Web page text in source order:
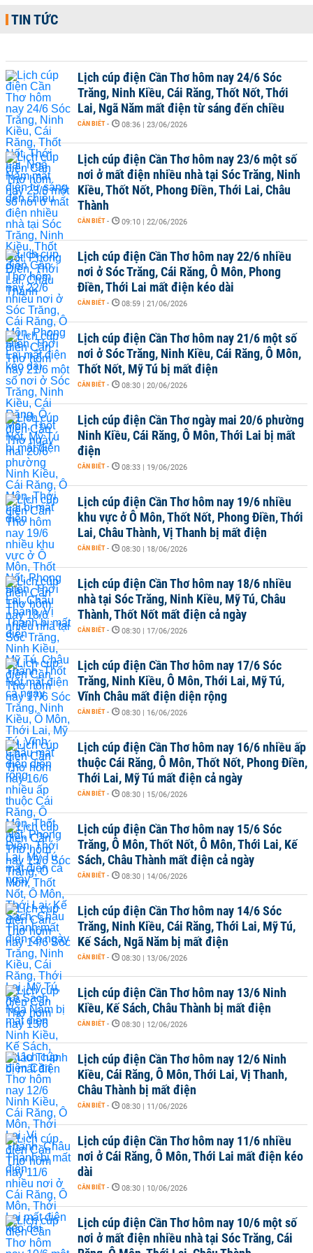
TIN TỨC
Lịch cúp điện Cần Thơ hôm nay 24/6 Sóc
Trăng, Ninh Kiều, Cái Răng, Thốt Nốt, Thới
Lai, Ngã Năm mất điện từ sáng đến chiều
CẦN BIẾT - 08:36 | 23/06/2026
Lịch cúp điện Cần Thơ hôm nay 23/6 một số
nơi ở mất điện nhiều nhà tại Sóc Trăng, Ninh
Kiều, Thốt Nốt, Phong Điền, Thới Lai, Châu
Thành
CẦN BIẾT - 09:10 | 22/06/2026
Lịch cúp điện Cần Thơ hôm nay 22/6 nhiều
nơi ở Sóc Trăng, Cái Răng, Ô Môn, Phong
Điền, Thới Lai mất điện kéo dài
CẦN BIẾT - 08:59 | 21/06/2026
Lịch cúp điện Cần Thơ hôm nay 21/6 một số
nơi ở Sóc Trăng, Ninh Kiều, Cái Răng, Ô Môn,
Thốt Nốt, Mỹ Tú bị mất điện
CẦN BIẾT - 08:30 | 20/06/2026
Lịch cúp điện Cần Thơ ngày mai 20/6 phường
Ninh Kiều, Cái Răng, Ô Môn, Thới Lai bị mất
điện
CẦN BIẾT - 08:33 | 19/06/2026
Lịch cúp điện Cần Thơ hôm nay 19/6 nhiều
khu vực ở Ô Môn, Thốt Nốt, Phong Điền, Thới
Lai, Châu Thành, Vị Thanh bị mất điện
CẦN BIẾT - 08:30 | 18/06/2026
Lịch cúp điện Cần Thơ hôm nay 18/6 nhiều
nhà tại Sóc Trăng, Ninh Kiều, Mỹ Tú, Châu
Thành, Thốt Nốt mất điện cả ngày
CẦN BIẾT - 08:30 | 17/06/2026
Lịch cúp điện Cần Thơ hôm nay 17/6 Sóc
Trăng, Ninh Kiều, Ô Môn, Thới Lai, Mỹ Tú,
Vĩnh Châu mất điện diện rộng
CẦN BIẾT - 08:30 | 16/06/2026
Lịch cúp điện Cần Thơ hôm nay 16/6 nhiều ấp
thuộc Cái Răng, Ô Môn, Thốt Nốt, Phong Điền,
Thới Lai, Mỹ Tú mất điện cả ngày
CẦN BIẾT - 08:30 | 15/06/2026
Lịch cúp điện Cần Thơ hôm nay 15/6 Sóc
Trăng, Ô Môn, Thốt Nốt, Ô Môn, Thới Lai, Kế
Sách, Châu Thành mất điện cả ngày
CẦN BIẾT - 08:30 | 14/06/2026
Lịch cúp điện Cần Thơ hôm nay 14/6 Sóc
Trăng, Ninh Kiều, Cái Răng, Thới Lai, Mỹ Tú,
Kế Sách, Ngã Năm bị mất điện
CẦN BIẾT - 08:30 | 13/06/2026
Lịch cúp điện Cần Thơ hôm nay 13/6 Ninh
Kiều, Kế Sách, Châu Thành bị mất điện
CẦN BIẾT - 08:30 | 12/06/2026
Lịch cúp điện Cần Thơ hôm nay 12/6 Ninh
Kiều, Cái Răng, Ô Môn, Thới Lai, Vị Thanh,
Châu Thành bị mất điện
CẦN BIẾT - 08:30 | 11/06/2026
Lịch cúp điện Cần Thơ hôm nay 11/6 nhiều
nơi ở Cái Răng, Ô Môn, Thới Lai mất điện kéo
dài
CẦN BIẾT - 08:30 | 10/06/2026
Lịch cúp điện Cần Thơ hôm nay 10/6 một số
nơi ở mất điện nhiều nhà tại Sóc Trăng, Cái